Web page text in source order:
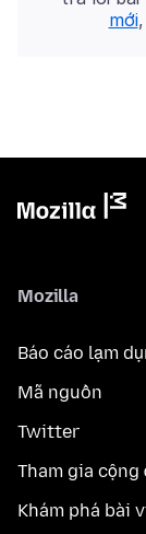
mới
Mozilla
Báo cáo lạm
Mã nguồn
Twitter
Tham gia
Khám phá bài